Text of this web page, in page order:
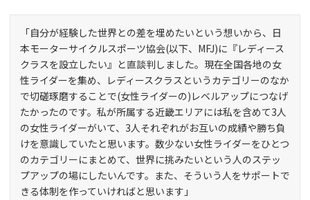
「自分が経験した世界との差を埋めたいという想いから、日
本モーターサイクルスポーツ協会(以下、MFJ)に『レディース
クラスを設立したい』と直談判しました。現在全国各地の女
性ライダーを集め、レディースクラスというカテゴリーのなか
で切磋琢磨することで(女性ライダーの)レベルアップにつなげ
たかったのです。私が所属する近畿エリアには私を含めて3人
の女性ライダーがいて、3人それぞれがお互いの成績や勝ち負
けを意識していたと思います。数少ない女性ライダーをひとつ
のカテゴリーにまとめて、世界に挑みたいという人のステッ
プアップの場にしたいんです。また、そういう人をサポートで
きる体制を作っていければと思います」